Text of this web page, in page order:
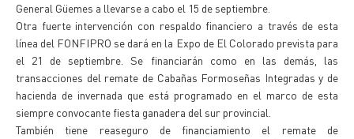
General Güemes a llevarse a cabo el 15 de septiembre.
Otra fuerte intervención con respaldo financiero a través de esta
línea del FONFIPRO se dará en la Expo de El Colorado prevista para
el 21 de septiembre. Se financiarán como en las demás, las
transacciones del remate de Cabañas Formoseñas Integradas y de
hacienda de invernada que está programado en el marco de esta
siempre convocante fiesta ganadera del sur provincial.
También tiene reaseguro de financiamiento el remate de